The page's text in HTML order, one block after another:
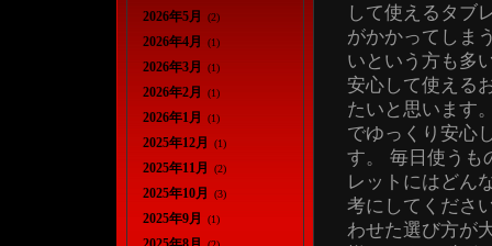
して使えるタブ
がかかってしま
いという方も多
安心して使える
たいと思います
でゆっくり安心
す。 毎日使うも
レットにはどん
考にしてくださ
わせた選び方が
2026年5月 (2)
2026年4月 (1)
2026年3月 (1)
2026年2月 (1)
2026年1月 (1)
2025年12月 (1)
2025年11月 (2)
2025年10月 (3)
2025年9月 (1)